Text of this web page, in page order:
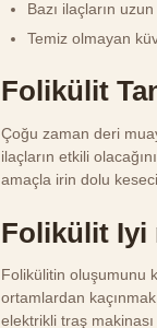
Bazı ilaçların
Temiz olmayan
Folikülit
Çoğu zaman deri
ilaçların etkili
amaçla irin dolu
Folikülit Iyi
Folikülitin oluşumunu
ortamlardan
elektrikli traş